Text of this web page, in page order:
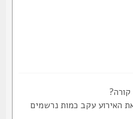
עקב כמות נרשמים